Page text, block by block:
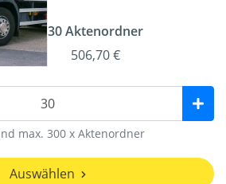
30 Aktenordner
506,70 €
max. 300 x Aktenordner
Auswählen